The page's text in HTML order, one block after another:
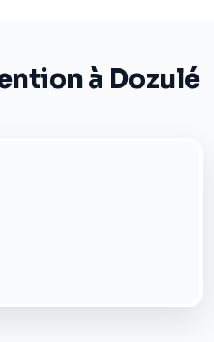
à Dozulé